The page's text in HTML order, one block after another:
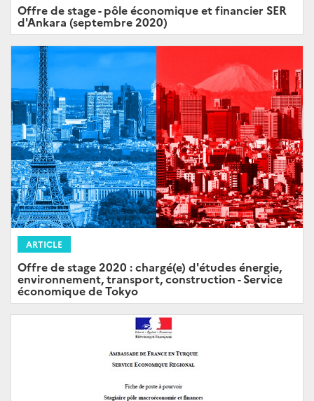
Offre de stage - pôle économique et financier SER
d'Ankara (septembre 2020)
ARTICLE
Offre de stage 2020 : chargé(e) d'études énergie,
environnement, transport, construction - Service
économique de Tokyo